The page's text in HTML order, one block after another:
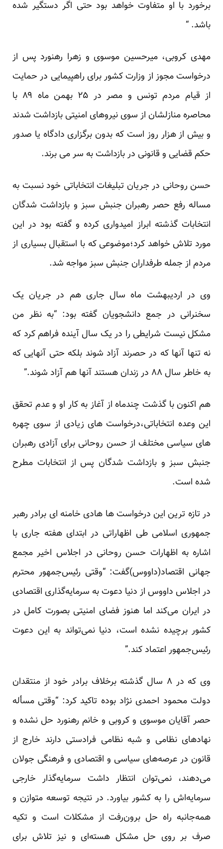
برخورد با او متفاوت خواهد بود حتی اگر دستگیر شده
باشد. “
مهدی کروبی، میرحسین موسوی و زهرا رهنورد پس از
درخواست مجوز از وزارت کشور برای راهپیمایی در حمایت
از قیام مردم تونس و مصر در ۲۵ بهمن ماه ۸۹ با
محاصره منازلشان از سوی نیروهای امنیتی بازداشت شدند
و بیش از هزار روز است که بدون برگزاری دادگاه یا صدور
حکم قضایی و قانونی در بازداشت به سر می برند.
حسن روحانی در جریان تبلیغات انتخاباتی خود نسبت به
مساله رفع حصر رهبران جنبش سبز و بازداشت شدگان
انتخابات گذشته ابراز امیدواری کرده و گفته بود در این
مورد تلاش خواهد کرد؛موضوعی که با استقبال بسیاری از
مردم از جمله طرفداران جنبش سبز مواجه شد.
وی در اردیبهشت ماه سال جاری هم در جریان یک
سخنرانی در جمع دانشجویان گفته بود: “به نظر من
مشکل نیست شرایطی را در یک سال آینده فراهم کرد که
نه تنها آنها که در حصرند آزاد شوند بلکه حتی آنهایی که
به خاطر سال ۸۸ در زندان هستند آنها هم آزاد شوند.”
هم اکنون با گذشت چندماه از آغاز به کار او و عدم تحقق
این وعده انتخاباتی،درخواست های زیادی از سوی چهره
های سیاسی مختلف از حسن روحانی برای آزادی رهبران
جنبش سبز و بازداشت شدگان پس از انتخابات مطرح
شده است.
در تازه ترین این درخواست ها هادی خامنه ای برادر رهبر
جمهوری اسلامی طی اظهاراتی در ابتدای هفته جاری با
اشاره به اظهارات حسن روحانی در اجلاس اخیر مجمع
جهانی اقتصاد(داووس)گفت: “وقتی رئیس‌جمهور محترم
در اجلاس داووس از دنیا دعوت به سرمایه‌گذاری اقتصادی
در ایران می‌کند اما هنوز فضای امنیتی بصورت کامل در
کشور برچیده نشده است، دنیا نمی‌تواند به این دعوت
رئیس‌جمهور اعتماد کند.”
وی که در ۸ سال گذشته برخلاف برادر خود از منتقدان
دولت محمود احمدی نژاد بوده تاکید کرد: “وقتی مسأله
حصر آقایان موسوی و کروبی و خانم رهنورد حل نشده و
نهادهای نظامی و شبه نظامی فرادستی دارند خارج از
قانون در عرصه‌های سیاسی و اقتصادی و فرهنگی جولان
می‌دهند، نمی‌توان انتظار داشت سرمایه‌گذار خارجی
سرمایه‌اش را به کشور بیاورد. در نتیجه توسعه متوازن و
همه‌جانبه راه حل برون‌رفت از مشکلات است و تکیه
صرف بر روی حل مشکل هسته‌ای و نیز تلاش برای